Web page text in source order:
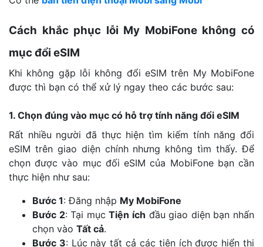
Cách khắc phục lỗi My MobiFone không có
mục đổi eSIM
Khi không gặp lỗi không đổi eSIM trên My MobiFone
được thì bạn có thể xử lý ngay theo các bước sau:
1. Chọn đúng vào mục có hỗ trợ tính năng đổi eSIM
Rất nhiều người đã thực hiện tìm kiếm tính năng đổi
eSIM trên giao diện chính nhưng không tìm thấy. Để
chọn được vào mục đối eSIM của MobiFone bạn cần
thực hiện như sau:
Bước 1: Đăng nhập My MobiFone
Bước 2: Tại mụcTiện ích đầu giao diện bạn nhấn
chọn vào Tất cả.
Bước 3: Lúc này tất cả các tiện ích được hiển thị